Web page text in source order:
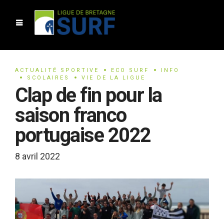
ACTUALITÉ SPORTIVE ECO SURF
INFO
SCOLAIRES
VIE DE LA LIGUE
Clap de fin pour la
saison franco
portugaise 2022
8 avril 2022